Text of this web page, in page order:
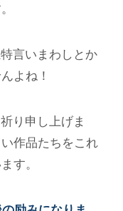
言いまわしとか
よね！
り申し上げま
作品たちをこれ
す。